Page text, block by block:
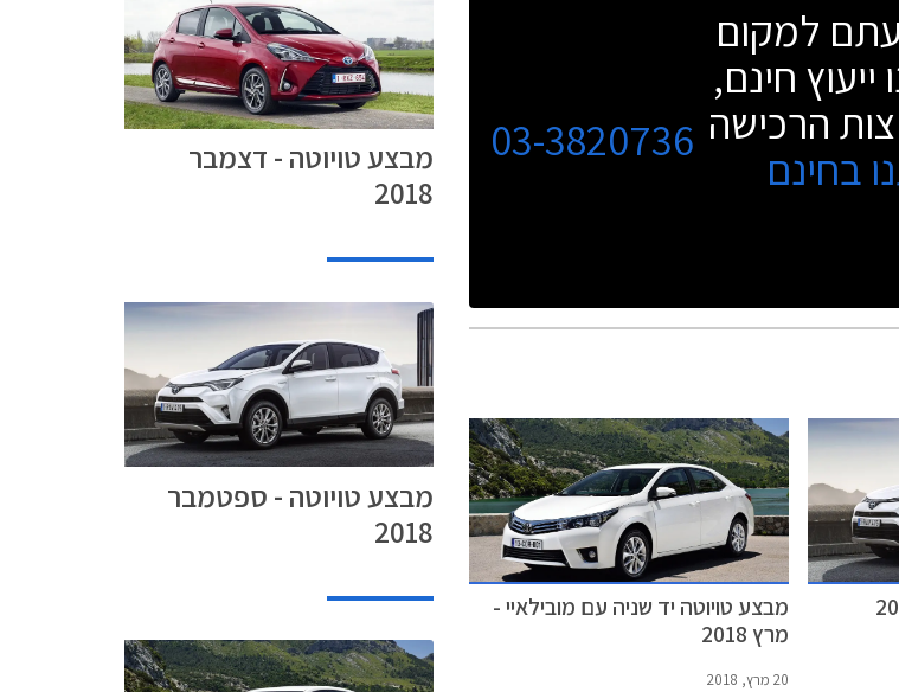
למקום
חינם,
הרכישה
בחינם
03-3820736
מבצע טויוטה יד שניה עם מובילאיי -
מרץ 2018
20 מרץ, 2018
מבצע טויוטה - דצמבר
2018
מבצע טויוטה - ספטמבר
2018